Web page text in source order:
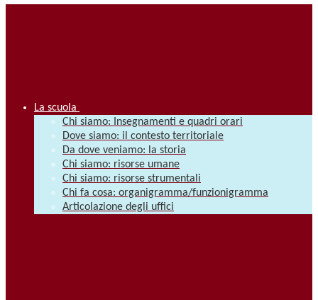
La scuola
Chi siamo: Insegnamenti e quadri orari
Dove siamo: il contesto territoriale
Da dove veniamo: la storia
Chi siamo: risorse umane
Chi siamo: risorse strumentali
Chi fa cosa: organigramma/funzionigramma
Articolazione degli uffici